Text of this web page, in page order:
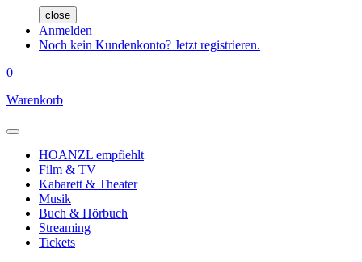
close
Anmelden
Noch kein Kundenkonto? Jetzt registrieren.
0
Warenkorb
HOANZL empfiehlt
Film & TV
Kabarett & Theater
Musik
Buch & Hörbuch
Streaming
Tickets